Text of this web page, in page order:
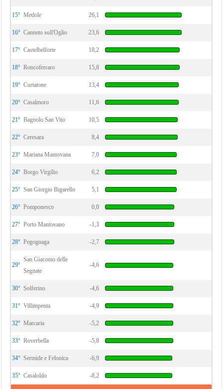
15° Medole 26,1
16° Canneto sull'Oglio 23,6
17° Castelbelforte 18,2
18° Roncoferraro 15,8
19° Curtatone 13,4
20° Casalmoro 11,6
21° Bagnolo San Vito 10,5
22° Ceresara 8,4
23° Mariana Mantovana 7,0
24° Borgo Virgilio 6,2
25° San Giorgio Bigarello 5,1
26° Pomponesco 0,0
27° Porto Mantovano -1,3
28° Pegognaga -2,7
29°
San Giacomo delle
Segnate
-4,6
30° Solferino -4,6
31° Villimpenta -4,9
32° Marcaria -5,2
33° Roverbella -5,8
34° Sermide e Felonica -6,9
35° Casaloldo -8,2